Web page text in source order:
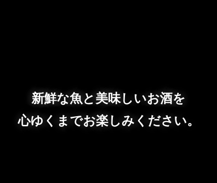
新鮮な魚と美味しいお酒を
心ゆくまでお楽しみください。